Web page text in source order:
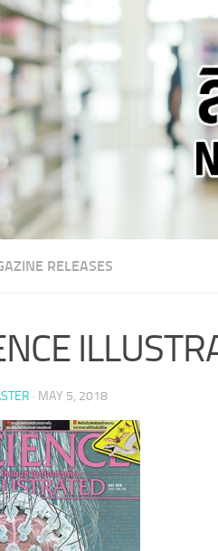
RELEASES
· MAY 5, 2018